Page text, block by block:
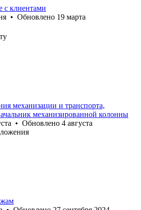
с клиентами
• Обновлено 19 марта
механизации и транспорта,
механизированной колонны
• Обновлено 4 августа